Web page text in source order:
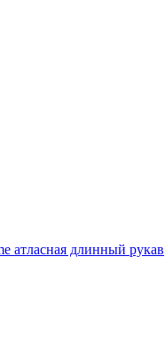
атласная длинный рукав